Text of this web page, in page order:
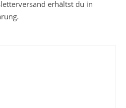
erhältst du in